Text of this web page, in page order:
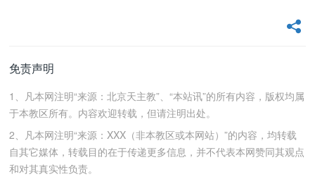
免责声明
1、凡本网注明“来源：北京天主教”、“本站讯”的所有内容，版权均属
于本教区所有。内容欢迎转载，但请注明出处。
2、凡本网注明“来源：XXX（非本教区或本网站）”的内容，均转载
自其它媒体，转载目的在于传递更多信息，并不代表本网赞同其观点
和对其真实性负责。